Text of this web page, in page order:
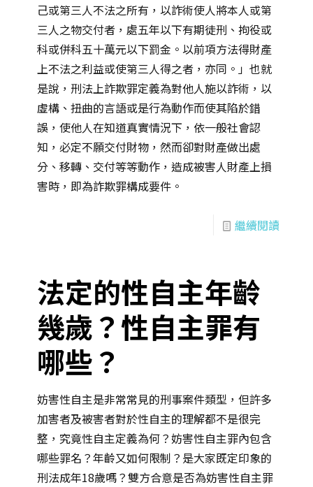
己或第三人不法之所有，以詐術使人將本人或第
三人之物交付者，處五年以下有期徒刑、拘役或
科或併科五十萬元以下罰金。以前項方法得財產
上不法之利益或使第三人得之者，亦同。」也就
是說，刑法上詐欺罪定義為對他人施以詐術，以
虛構、扭曲的言語或是行為動作而使其陷於錯
誤，使他人在知道真實情況下，依一般社會認
知，必定不願交付財物，然而卻對財產做出處
分、移轉、交付等等動作，造成被害人財產上損
害時，即為詐欺罪構成要件。
繼續閱讀
法定的性自主年齡
幾歲？性自主罪有
哪些？
妨害性自主是非常常見的刑事案件類型，但許多
加害者及被害者對於性自主的理解都不是很完
整，究竟性自主定義為何？妨害性自主罪內包含
哪些罪名？年齡又如何限制？是大家既定印象的
刑法成年18歲嗎？雙方合意是否為妨害性自主罪